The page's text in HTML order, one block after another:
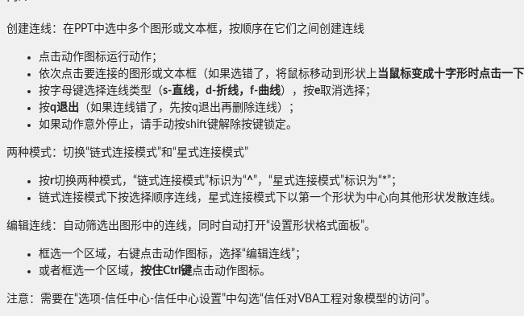
创建连线：在PPT中选中多个图形或文本框，按顺序在它们之间创建连线
点击动作图标运行动作；
依次点击要连接的图形或文本框（如果选错了，将鼠标移动到形状上 当鼠标变成十字形时点击一下
按字母键选择连线类型（s-直线，d-折线，f-曲线），按e取消选择；
按q退出 （如果连线错了，先按q退出再删除连线）；
如果动作意外停止，请手动按shift键解除按键锁定。
两种模式：切换“链式连接模式”和“星式连接模式”
按r切换两种模式，“链式连接模式”标识为“^”，“星式连接模式”标识为“*”；
链式连接模式下按选择顺序连线，星式连接模式下以第一个形状为中心向其他形状发散连线。
编辑连线：自动筛选出图形中的连线，同时自动打开“设置形状格式面板”。
框选一个区域，右键点击动作图标，选择“编辑连线”；
或者框选一个区域， 按住Ctrl键点击动作图标。
注意：需要在“选项-信任中心-信任中心设置”中勾选“信任对VBA工程对象模型的访问”。